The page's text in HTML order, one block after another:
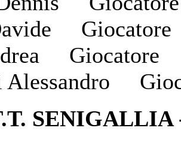
Giocatore
Giocatore
Alessandro